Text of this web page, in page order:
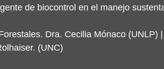
de biocontrol en el manejo
Dra. Cecilia Mónaco (UNLP)
(UNC)